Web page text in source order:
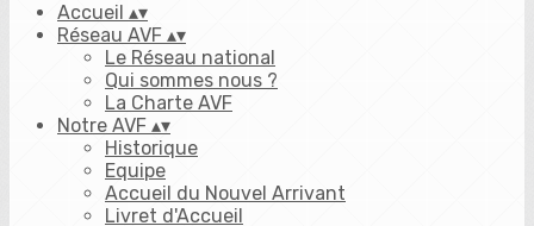
Accueil ▴▾
Réseau AVF ▴▾
Le Réseau national
Qui sommes nous ?
La Charte AVF
Notre AVF ▴▾
Historique
Equipe
Accueil du Nouvel Arrivant
Livret d'Accueil